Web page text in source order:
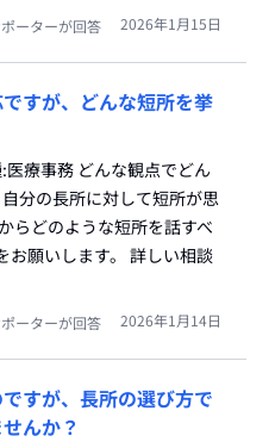
ーターが回答 2026年1月15日
すが、どんな短所を挙
療事務 どんな観点でどん
分の長所に対して短所が思
らどのような短所を話すべ
お願いします。 詳しい相談
ーターが回答 2026年1月14日
すが、長所の選び方で
んか？